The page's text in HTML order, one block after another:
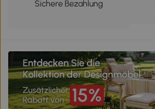
Sichere Bezahlung